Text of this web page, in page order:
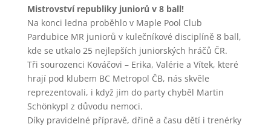
Mistrovství republiky juniorů v 8 ball!
Na konci ledna proběhlo v Maple Pool Club
Pardubice MR juniorů v kulečníkové disciplíně 8 ball,
kde se utkalo 25 nejlepších juniorských hráčů ČR.
Tři sourozenci Kováčovi – Erika, Valérie a Vítek, které
hrají pod klubem BC Metropol ČB, nás skvěle
reprezentovali, i když jim do party chyběl Martin
Schönkypl z důvodu nemoci.
Díky pravidelné přípravě, dřině a času dětí i trenérky